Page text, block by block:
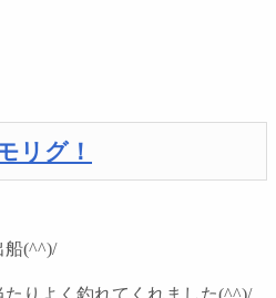
リグ！
船(^^)/
りよく釣れてくれました(^^)/